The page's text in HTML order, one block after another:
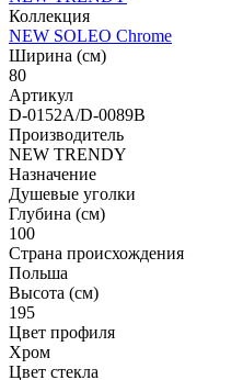
Коллекция
NEW SOLEO Chrome
Ширина (см)
80
Артикул
D-0152A/D-0089B
Производитель
NEW TRENDY
Назначение
Душевые уголки
Глубина (см)
100
Страна происхождения
Польша
Высота (см)
195
Цвет профиля
Хром
Цвет стекла